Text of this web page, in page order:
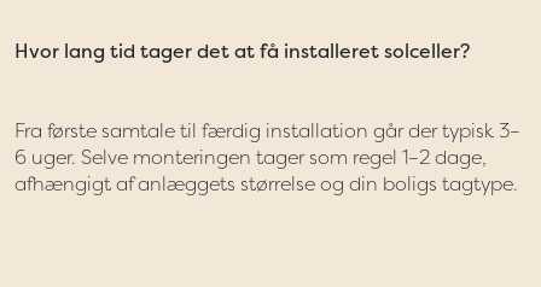
Hvor lang tid tager det at få installeret solceller?
Fra første samtale til færdig installation går der typisk 3–
6 uger. Selve monteringen tager som regel 1–2 dage,
afhængigt af anlæggets størrelse og din boligs tagtype.